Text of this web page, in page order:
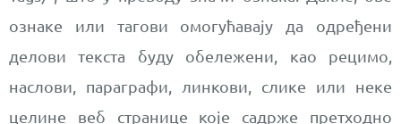
ознаке или тагови омогућавају да одређени
делови текста буду обележени, као рецимо,
наслови, параграфи, линкови, слике или неке
целине веб странице које садрже претходно